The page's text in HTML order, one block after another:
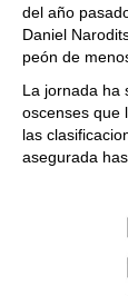
del año
Daniel
peón de
La jornada ha
oscenses que
las
asegurada